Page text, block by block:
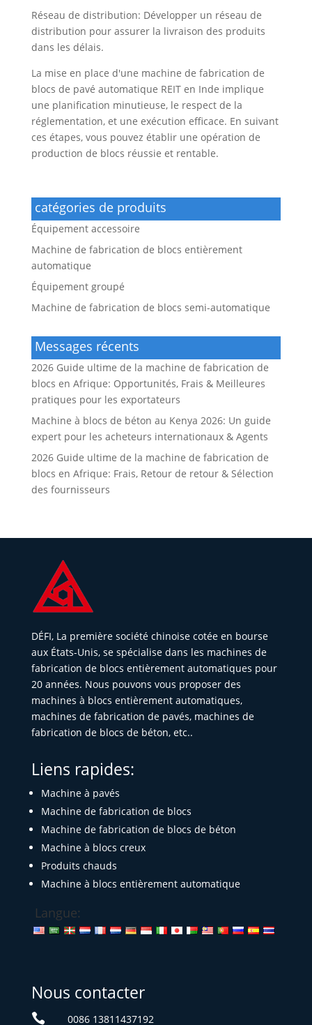
Réseau de distribution: Développer un réseau de
distribution pour assurer la livraison des produits
dans les délais.
La mise en place d'une machine de fabrication de
blocs de pavé automatique REIT en Inde implique
une planification minutieuse, le respect de la
réglementation, et une exécution efficace. En suivant
ces étapes, vous pouvez établir une opération de
production de blocs réussie et rentable.
catégories de produits
Équipement accessoire
Machine de fabrication de blocs entièrement
automatique
Équipement groupé
Machine de fabrication de blocs semi-automatique
Messages récents
2026 Guide ultime de la machine de fabrication de
blocs en Afrique: Opportunités, Frais & Meilleures
pratiques pour les exportateurs
Machine à blocs de béton au Kenya 2026: Un guide
expert pour les acheteurs internationaux & Agents
2026 Guide ultime de la machine de fabrication de
blocs en Afrique: Frais, Retour de retour & Sélection
des fournisseurs
DÉFI, La première société chinoise cotée en bourse
aux États-Unis, se spécialise dans les machines de
fabrication de blocs entièrement automatiques pour
20 années. Nous pouvons vous proposer des
machines à blocs entièrement automatiques,
machines de fabrication de pavés, machines de
fabrication de blocs de béton, etc..
Liens rapides:
Machine à pavés
Machine de fabrication de blocs
Machine de fabrication de blocs de béton
Machine à blocs creux
Produits chauds
Machine à blocs entièrement automatique
Langue:
Nous contacter
 0086 13811437192